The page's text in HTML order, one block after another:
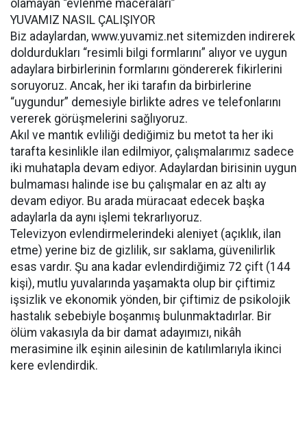
olamayan “evlenme maceraları”
YUVAMIZ NASIL ÇALIŞIYOR
Biz adaylardan, www.yuvamiz.net sitemizden indirerek
doldurdukları “resimli bilgi formlarını” alıyor ve uygun
adaylara birbirlerinin formlarını göndererek fikirlerini
soruyoruz. Ancak, her iki tarafın da birbirlerine
“uygundur” demesiyle birlikte adres ve telefonlarını
vererek görüşmelerini sağlıyoruz.
Akıl ve mantık evliliği dediğimiz bu metot ta her iki
tarafta kesinlikle ilan edilmiyor, çalışmalarımız sadece
iki muhatapla devam ediyor. Adaylardan birisinin uygun
bulmaması halinde ise bu çalışmalar en az altı ay
devam ediyor. Bu arada müracaat edecek başka
adaylarla da aynı işlemi tekrarlıyoruz.
Televizyon evlendirmelerindeki aleniyet (açıklık, ilan
etme) yerine biz de gizlilik, sır saklama, güvenilirlik
esas vardır. Şu ana kadar evlendirdiğimiz 72 çift (144
kişi), mutlu yuvalarında yaşamakta olup bir çiftimiz
işsizlik ve ekonomik yönden, bir çiftimiz de psikolojik
hastalık sebebiyle boşanmış bulunmaktadırlar. Bir
ölüm vakasıyla da bir damat adayımızı, nikâh
merasimine ilk eşinin ailesinin de katılımlarıyla ikinci
kere evlendirdik.